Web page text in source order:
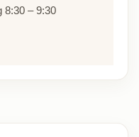
8:30 – 9:30